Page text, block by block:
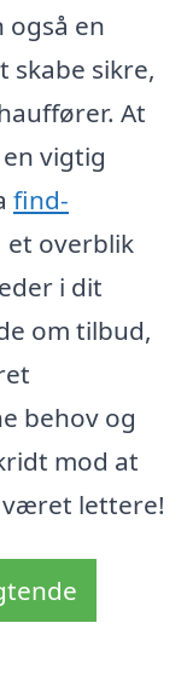
en
sikre,
At
vigtig
find-
et overblik
i dit
om tilbud,
behov og
mod at
lettere!